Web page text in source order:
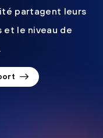
partagent leurs
et le niveau de